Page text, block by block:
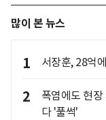
많이 본 뉴스
1 서장훈, 28억
2
폭염에도 현
다 '풀썩'